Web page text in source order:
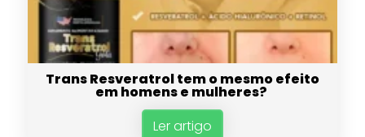
Trans Resveratrol tem o mesmo efeito
em homens e mulheres?
Ler artigo